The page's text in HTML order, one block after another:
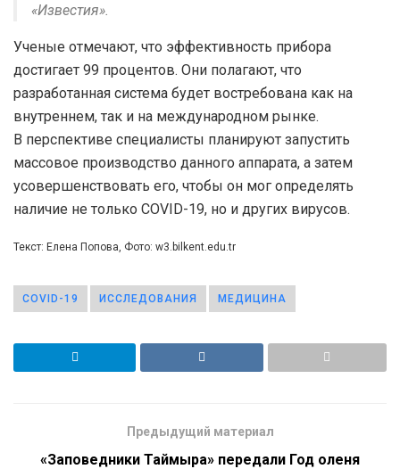
«Известия».
Ученые отмечают, что эффективность прибора
достигает 99 процентов. Они полагают, что
разработанная система будет востребована как на
внутреннем, так и на международном рынке.
В перспективе специалисты планируют запустить
массовое производство данного аппарата, а затем
усовершенствовать его, чтобы он мог определять
наличие не только COVID-19, но и других вирусов.
Текст: Елена Попова, Фото: w3.bilkent.edu.tr
COVID-19 ИССЛЕДОВАНИЯ МЕДИЦИНА
Предыдущий материал
«Заповедники Таймыра» передали Год оленя